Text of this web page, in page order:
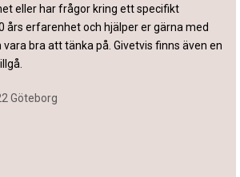
eller har frågor kring ett specifikt
års erfarenhet och hjälper er gärna med
bra att tänka på. Givetvis finns även en
Göteborg